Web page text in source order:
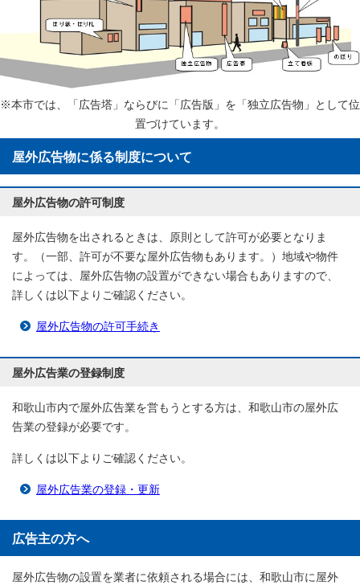
※本市では、「広告塔」ならびに「広告版」を「独立広告物」として位
置づけています。
屋外広告物に係る制度について
屋外広告物の許可制度
屋外広告物を出されるときは、原則として許可が必要となりま
す。（一部、許可が不要な屋外広告物もあります。）地域や物件
によっては、屋外広告物の設置ができない場合もありますので、
詳しくは以下よりご確認ください。
屋外広告物の許可手続き
屋外広告業の登録制度
和歌山市内で屋外広告業を営もうとする方は、和歌山市の屋外広
告業の登録が必要です。
詳しくは以下よりご確認ください。
屋外広告業の登録・更新
広告主の方へ
屋外広告物の設置を業者に依頼される場合には、和歌山市に屋外